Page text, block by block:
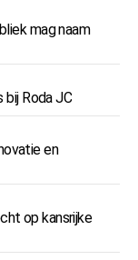
mag naam
bij Roda JC
en
op kansrijke